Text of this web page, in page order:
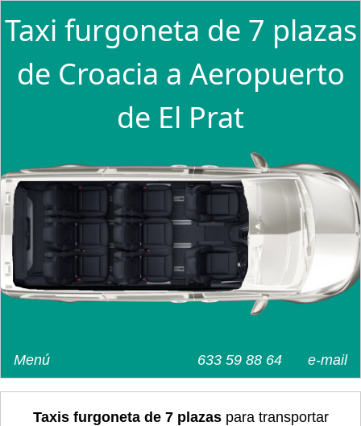
Taxi furgoneta de 7 plazas
de Croacia a Aeropuerto
de El Prat
e-mail
633 59 88 64
Menú
Taxis furgoneta de 7 plazaspara transportar